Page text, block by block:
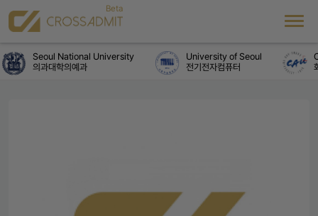
Seoul National University
의과대학의예과
University of Seoul
전기전자컴퓨터